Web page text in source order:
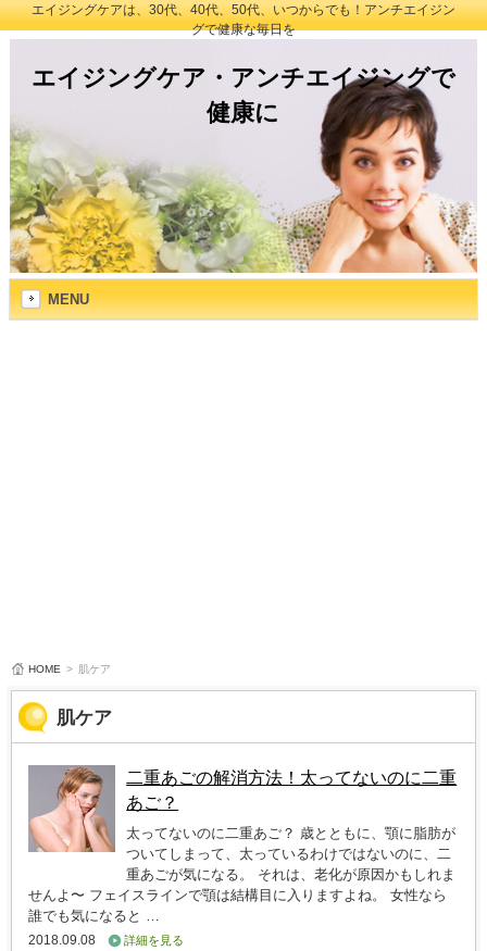
エイジングケアは、30代、40代、50代、いつからでも！アンチエイジン
グで健康な毎日を
エイジングケア・アンチエイジングで
健康に
MENU
HOME > 肌ケア
肌ケア
二重あごの解消方法！太ってないのに二重
あご？
太ってないのに二重あご？ 歳とともに、顎に脂肪が
ついてしまって、太っているわけではないのに、二
重あごが気になる。 それは、老化が原因かもしれま
せんよ〜 フェイスラインで顎は結構目に入りますよね。 女性なら
誰でも気になると …
2018.09.08
詳細を見る